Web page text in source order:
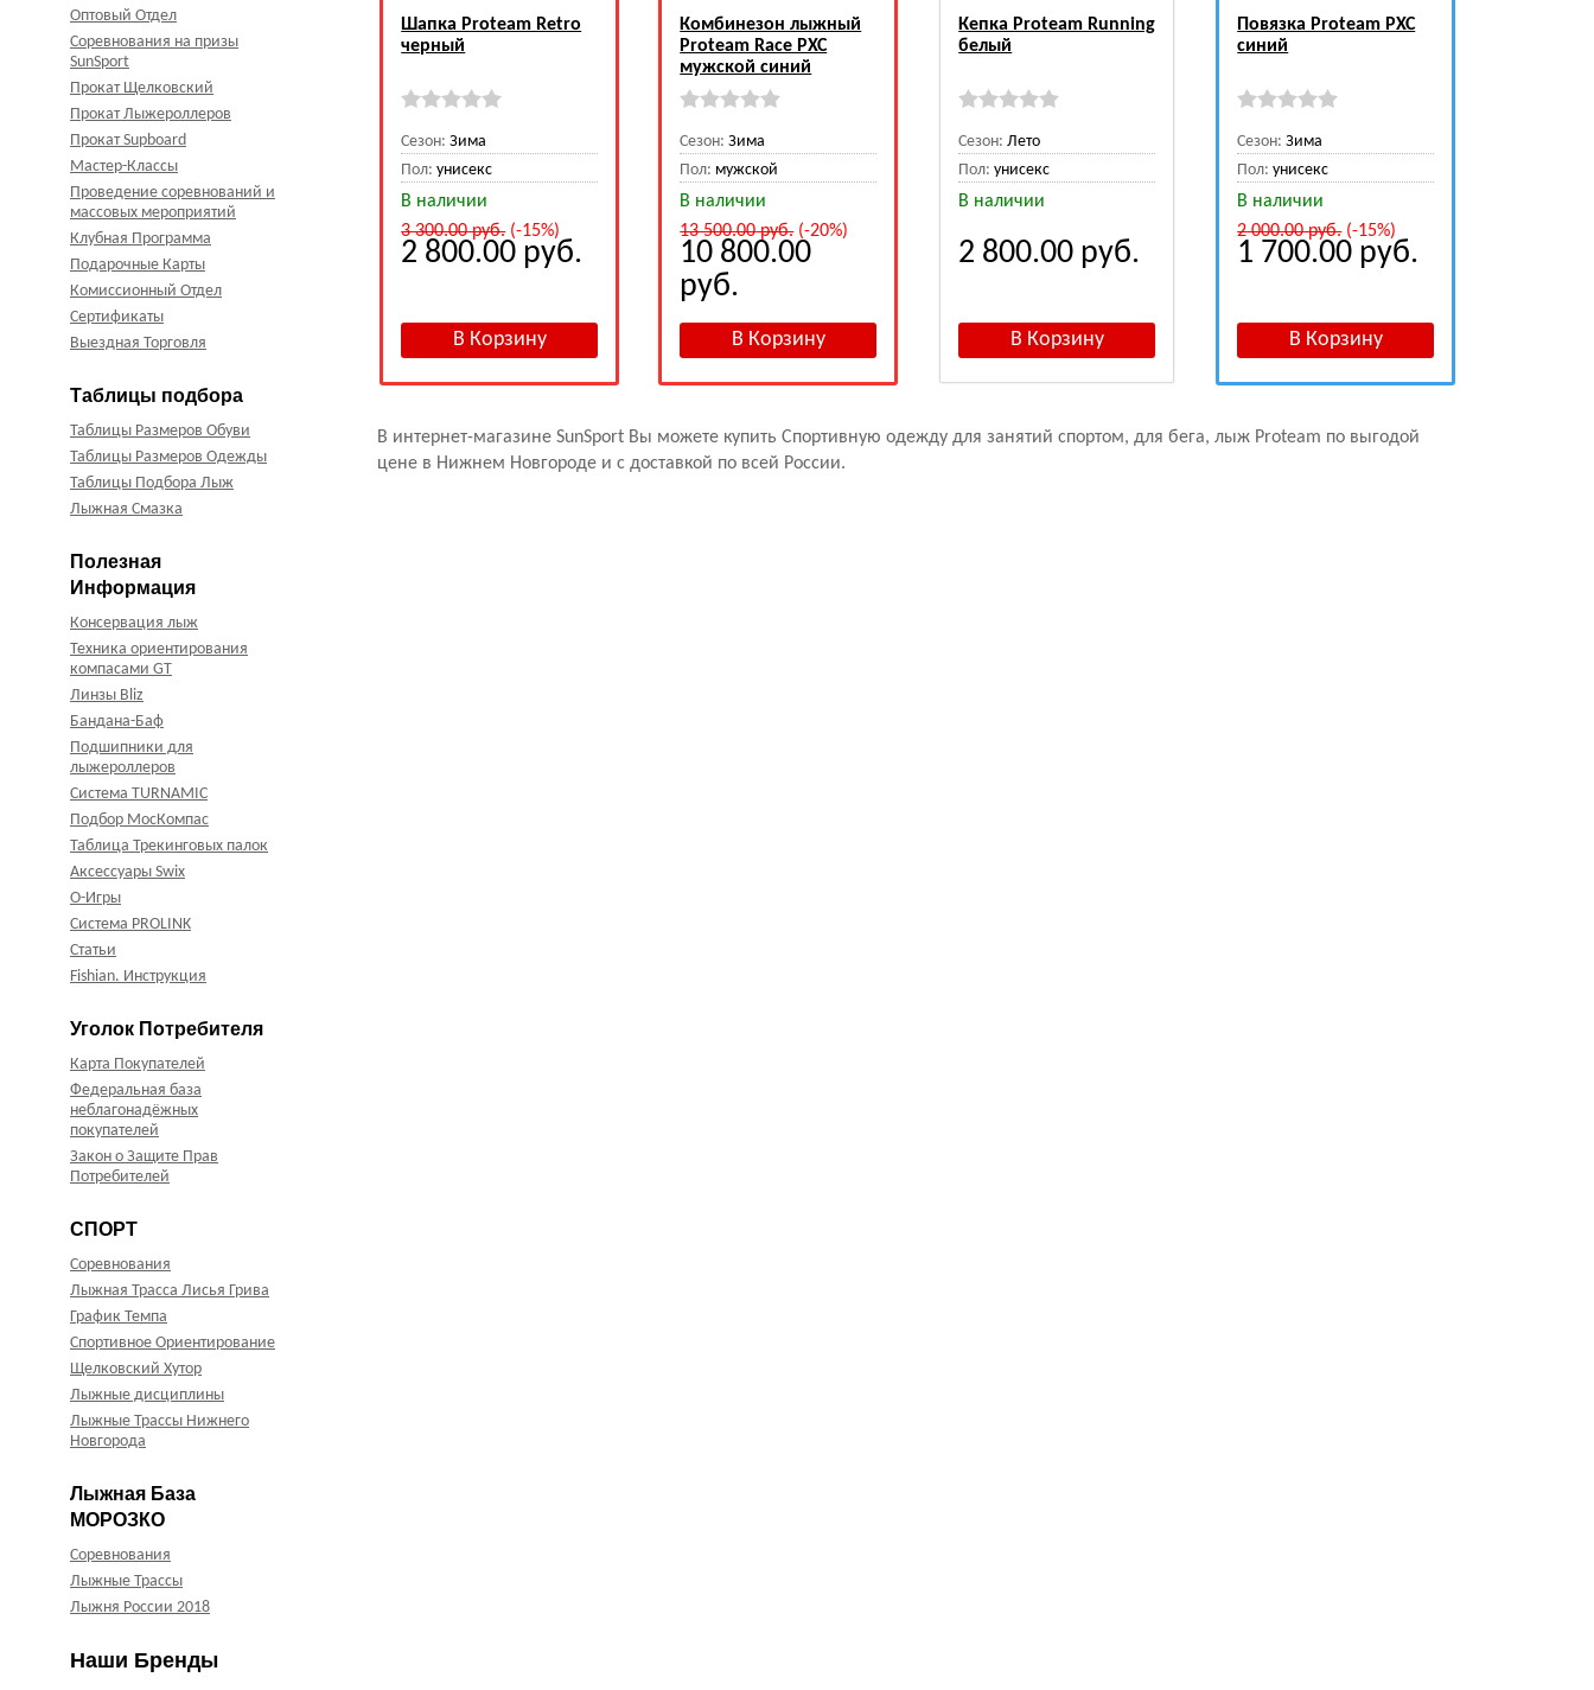
Оптовый Отдел
Соревнования на призы
SunSport
Прокат Щелковский
Прокат Лыжероллеров
Прокат Supboard
Мастер-Классы
Проведение соревнований и
массовых мероприятий
Клубная Программа
Подарочные Карты
Комиссионный Отдел
Сертификаты
Выездная Торговля
Таблицы подбора
Таблицы Размеров Обуви
Таблицы Размеров Одежды
Таблицы Подбора Лыж
Лыжная Смазка
Полезная
Информация
Консервация лыж
Техника ориентирования
компасами GT
Линзы Bliz
Бандана-Баф
Подшипники для
лыжероллеров
Система TURNAMIC
Подбор МосКомпас
Таблица Трекинговых палок
Аксессуары Swix
О-Игры
Система PROLINK
Статьи
Fishian. Инструкция
Уголок Потребителя
Карта Покупателей
Федеральная база
неблагонадёжных
покупателей
Закон о Защите Прав
Потребителей
СПОРТ
Соревнования
Лыжная Трасса Лисья Грива
График Темпа
Спортивное Ориентирование
Щелковский Хутор
Лыжные дисциплины
Лыжные Трассы Нижнего
Новгорода
Лыжная База
МОРОЗКО
Соревнования
Лыжные Трассы
Лыжня России 2018
Наши Бренды
Шапка Proteam Retro
черный
Сезон: Зима
Пол: унисекс
В наличии
3 300.00руб.(-15%)
2 800.00 руб.
Комбинезон лыжный
Proteam Race PXC
мужской синий
Сезон: Зима
Пол: мужской
В наличии
13 500.00руб.(-20%)
10 800.00
руб.
Кепка Proteam Running
белый
Сезон: Лето
Пол: унисекс
В наличии
2 800.00 руб.
Повязка Proteam PXC
синий
Сезон: Зима
Пол: унисекс
В наличии
2 000.00руб.(-15%)
1 700.00 руб.
В интернет-магазине SunSport Вы можете купить Спортивную одежду для занятий спортом, для бега, лыж Proteam по выгодой
цене в Нижнем Новгороде и с доставкой по всей России.